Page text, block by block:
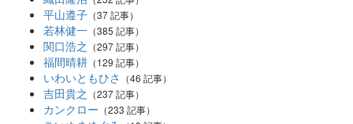
平山遵子 （37 記事）
若林健一 （385 記事）
関口浩之 （297 記事）
福間晴耕 （129 記事）
いわいともひさ （46 記事）
吉田貴之 （237 記事）
カンクロー （233 記事）